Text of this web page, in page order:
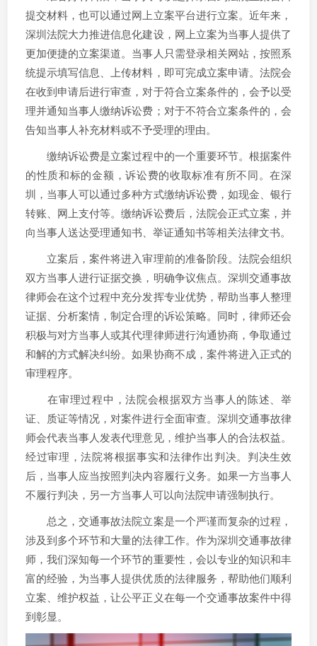
提交材料，也可以通过网上立案平台进行立案。近年来，
深圳法院大力推进信息化建设，网上立案为当事人提供了
更加便捷的立案渠道。当事人只需登录相关网站，按照系
统提示填写信息、上传材料，即可完成立案申请。法院会
在收到申请后进行审查，对于符合立案条件的，会予以受
理并通知当事人缴纳诉讼费；对于不符合立案条件的，会
告知当事人补充材料或不予受理的理由。
缴纳诉讼费是立案过程中的一个重要环节。根据案件
的性质和标的金额，诉讼费的收取标准有所不同。在深
圳，当事人可以通过多种方式缴纳诉讼费，如现金、银行
转账、网上支付等。缴纳诉讼费后，法院会正式立案，并
向当事人送达受理通知书、举证通知书等相关法律文书。
立案后，案件将进入审理前的准备阶段。法院会组织
双方当事人进行证据交换，明确争议焦点。深圳交通事故
律师会在这个过程中充分发挥专业优势，帮助当事人整理
证据、分析案情，制定合理的诉讼策略。同时，律师还会
积极与对方当事人或其代理律师进行沟通协商，争取通过
和解的方式解决纠纷。如果协商不成，案件将进入正式的
审理程序。
在审理过程中，法院会根据双方当事人的陈述、举
证、质证等情况，对案件进行全面审查。深圳交通事故律
师会代表当事人发表代理意见，维护当事人的合法权益。
经过审理，法院将根据事实和法律作出判决。判决生效
后，当事人应当按照判决内容履行义务。如果一方当事人
不履行判决，另一方当事人可以向法院申请强制执行。
总之，交通事故法院立案是一个严谨而复杂的过程，
涉及到多个环节和大量的法律工作。作为深圳交通事故律
师，我们深知每一个环节的重要性，会以专业的知识和丰
富的经验，为当事人提供优质的法律服务，帮助他们顺利
立案、维护权益，让公平正义在每一个交通事故案件中得
到彰显。